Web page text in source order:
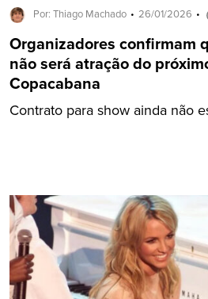
Por: Thiago Machado 26/01/2026
Organizadores confirmam
não será atração do
Copacabana
Contrato para show ainda não